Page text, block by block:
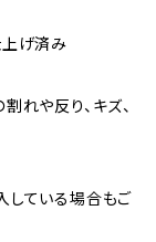
げ済み
れや反り、キズ、
している場合もご